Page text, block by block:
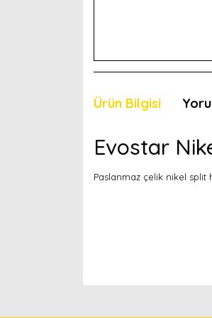
Ürün Bilgisi
Evostar
Paslanmaz çelik nikel split